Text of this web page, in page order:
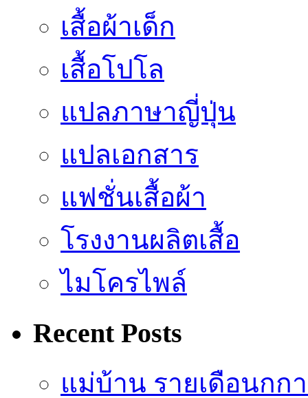
เสื้อผ้าเด็ก
เสื้อโปโล
แปลภาษาญี่ปุ่น
แปลเอกสาร
แฟชั่นเสื้อผ้า
โรงงานผลิตเสื้อ
ไมโครไพล์
Recent Posts
แม่บ้าน รายเดือนกก